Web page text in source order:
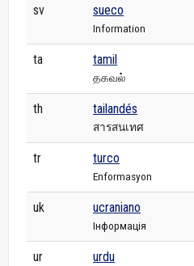
sv sueco
Information
ta tamil
தகவல்
th tailandés
สารสนเทศ
tr turco
Enformasyon
uk ucraniano
Інформація
ur urdu